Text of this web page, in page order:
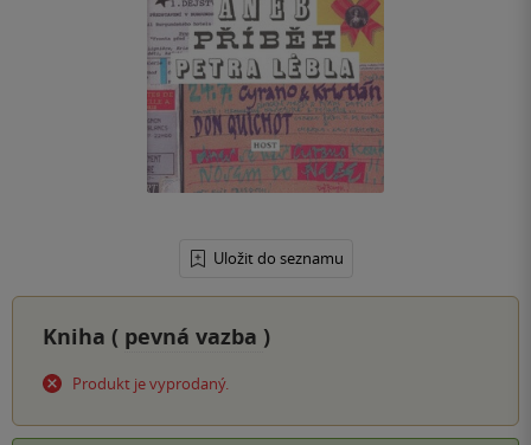
Uložit do seznamu
Kniha ( pevná vazba )
Produkt je vyprodaný.